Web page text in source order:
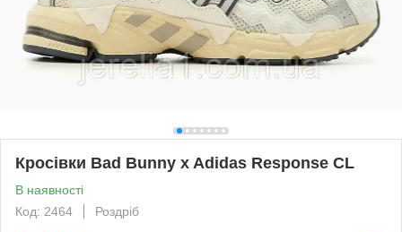
Кросівки Bad Bunny x Adidas Response CL
В наявності
Код: 2464
Роздріб